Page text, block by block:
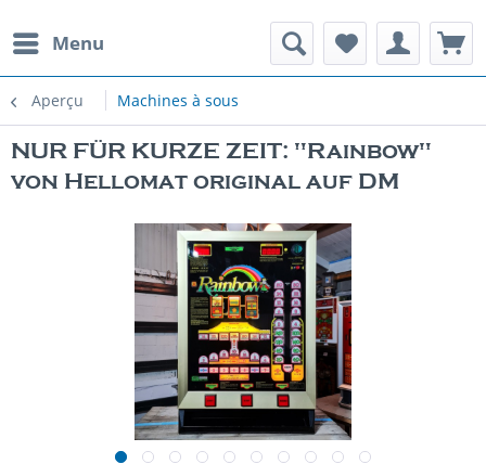
Menu
Aperçu Machines à sous
NUR FÜR KURZE ZEIT: "Rainbow"
von Hellomat original auf DM